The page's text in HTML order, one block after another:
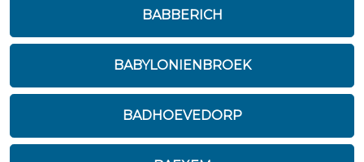
BABBERICH
BABYLONIENBROEK
BADHOEVEDORP